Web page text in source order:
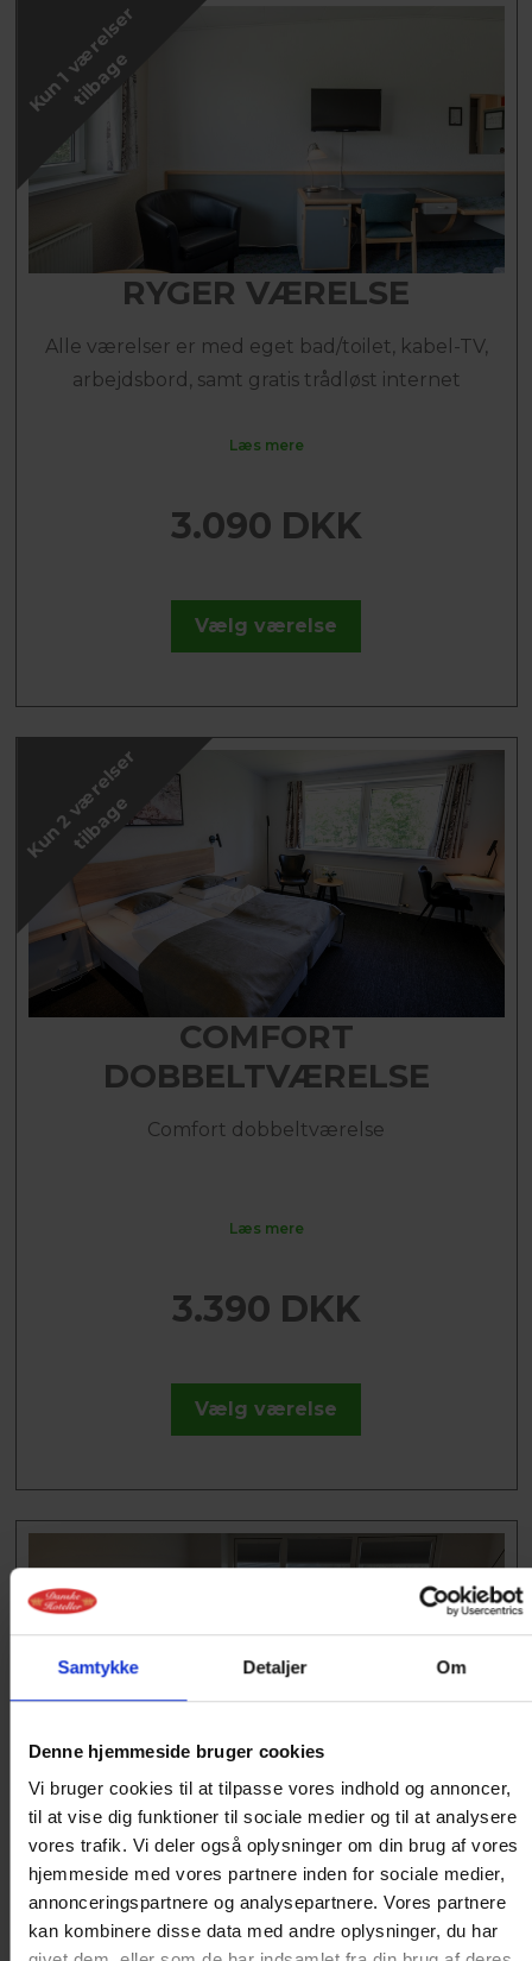
Samtykke Detaljer Om
Denne hjemmeside bruger cookies
Vi bruger cookies til at tilpasse vores indhold og annoncer,
til at vise dig funktioner til sociale medier og til at analysere
vores trafik. Vi deler også oplysninger om din brug af vores
hjemmeside med vores partnere inden for sociale medier,
annonceringspartnere og analysepartnere. Vores partnere
kan kombinere disse data med andre oplysninger, du har
K
u
n
1
v
æ
r
e
l
s
e
r
t
i
l
b
a
g
e
RYGER VÆRELSE
Alle værelser er med eget bad/toilet, kabel-TV,
arbejdsbord, samt gratis trådløst internet
Læs mere
3.090 DKK
Vælg værelse
K
u
n
2
v
æ
r
e
l
s
e
r
t
i
l
b
a
g
e
COMFORT
DOBBELTVÆRELSE
Comfort dobbeltværelse
Læs mere
3.390 DKK
Vælg værelse
COMFORT MED TERRASSE
Comfort dobbeltværelse med udgang til terrasse.